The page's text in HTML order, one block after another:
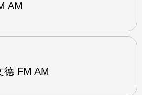
AM
德 FM AM